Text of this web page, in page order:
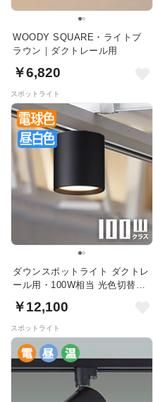
WOODY SQUARE・ライトブ
ラウン｜ダクトレール用
￥6,820
スポットライト
ダウンスポットライト ダクトレ
ール用・100W相当 光色切替｜
￥12,100
スポットライト